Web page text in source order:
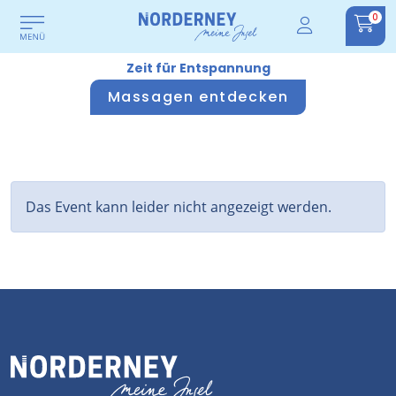
0
Zeit für Entspannung
Massagen entdecken
Das Event kann leider nicht angezeigt werden.